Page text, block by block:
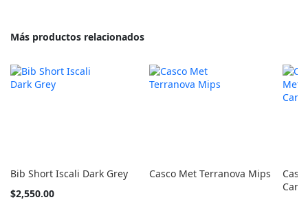
Más productos relacionados
Bib Short Iscali Dark Grey
Tan
$2,550.00
Casco Met Terranova Mips